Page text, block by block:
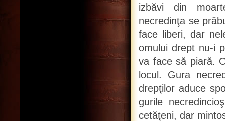
izbăvi din
necredinţa se
face liberi, dar
omului drept nu-i
va face să piară.
locul. Gura
drepţilor aduce
gurile
cetăţeni, dar